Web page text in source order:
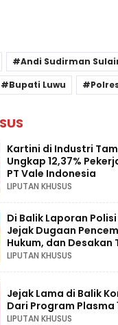
Andi Sudirman
Bupati Luwu
Kartini di Industri
Ungkap 12,37%
PT Vale Indonesia
LIPUTAN KHUSUS
Di Balik Laporan
Jejak Dugaan
Hukum, dan Desakan
LIPUTAN KHUSUS
Jejak Lama di Balik
Dari Program Plasma
LIPUTAN KHUSUS